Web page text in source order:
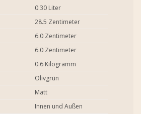
0.30 Liter
28.5 Zentimeter
6.0 Zentimeter
6.0 Zentimeter
0.6 Kilogramm
Olivgrün
Matt
Innen und Außen